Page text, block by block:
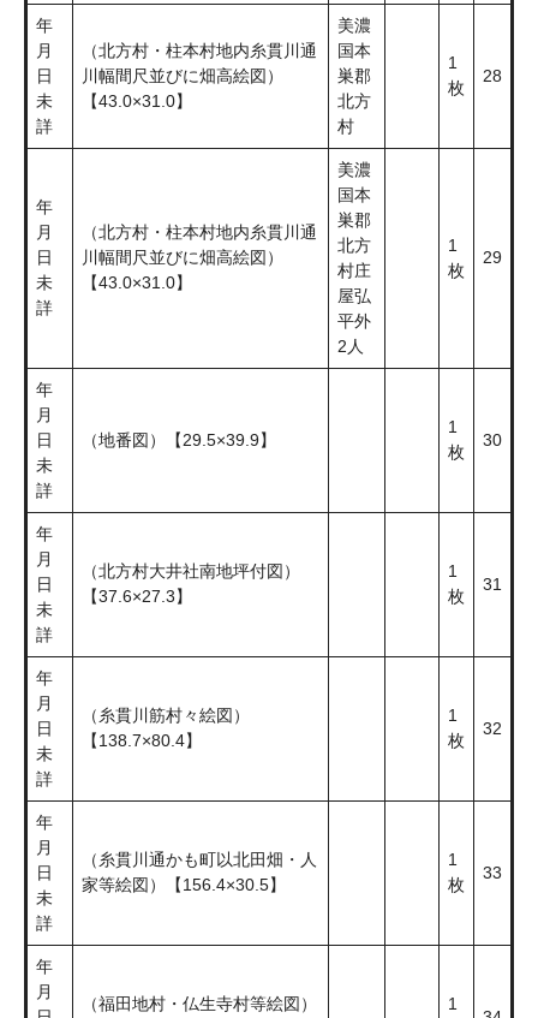
年
月
日
未
詳
（北方村・柱本村地内糸貫川通
川幅間尺並びに畑高絵図）
【43.0×31.0】
美濃
国本
巣郡
北方
村
1
枚
28
年
月
日
未
詳
（北方村・柱本村地内糸貫川通
川幅間尺並びに畑高絵図）
【43.0×31.0】
美濃
国本
巣郡
北方
村庄
屋弘
平外
2人
1
枚
29
年
月
日
未
詳
（地番図）【29.5×39.9】
1
枚
30
年
月
日
未
詳
（北方村大井社南地坪付図）
【37.6×27.3】
1
枚
31
年
月
日
未
詳
（糸貫川筋村々絵図）
【138.7×80.4】
1
枚
32
年
月
日
未
詳
（糸貫川通かも町以北田畑・人
家等絵図）【156.4×30.5】
1
枚
33
年
月
（福田地村・仏生寺村等絵図）
1